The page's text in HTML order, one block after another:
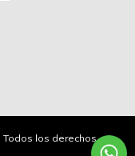
Todos los derechos